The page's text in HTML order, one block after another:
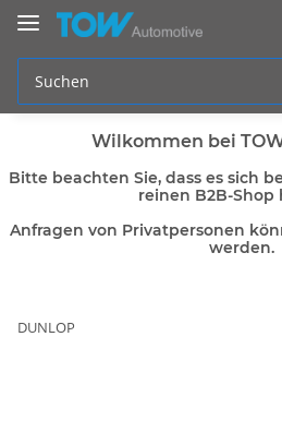
Wilkommen bei
Bitte beachten Sie, dass es sich
reinen B2B-Shop
Anfragen von Privatpersonen
werden.
DUNLOP